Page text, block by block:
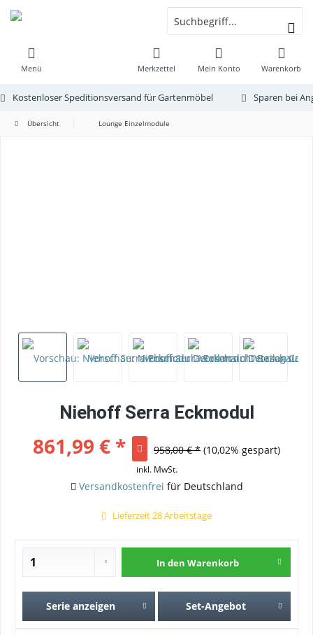
Menü Warenkorb
Merkzettel Mein Konto
Kostenloser Speditionsversand für Gartenmöbel Sparen bei
Übersicht Lounge Einzelmodule
Niehoff Serra Eckmodul
861,99 € * 958,00 € * (10,02% gespart)
inkl. MwSt.
Versandkostenfrei für Deutschland
Lieferzeit 28 Arbeitstage
In den Warenkorb
Serie anzeigen Set-Angebot